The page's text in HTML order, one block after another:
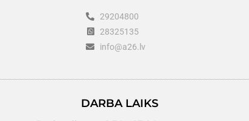
29204800
28325135
info@a26.lv
DARBA LAIKS